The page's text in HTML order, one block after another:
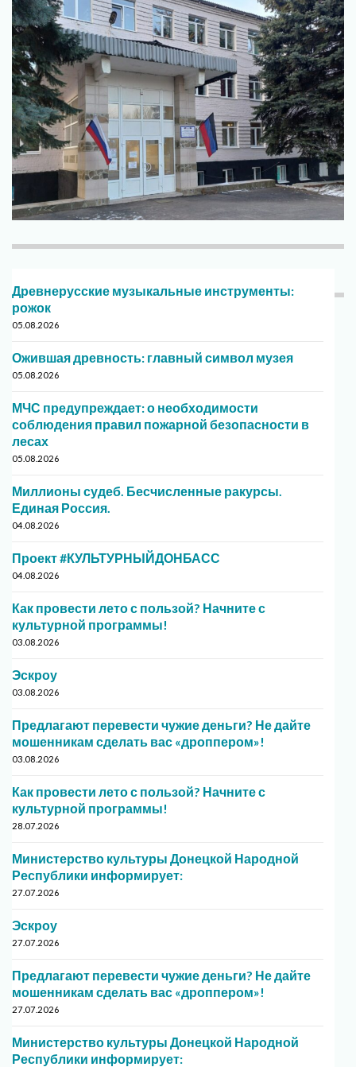
Древнерусские музыкальные инструменты:
рожок
05.08.2026
Ожившая древность: главный символ музея
05.08.2026
МЧС предупреждает: о необходимости
соблюдения правил пожарной безопасности в
лесах
05.08.2026
Миллионы судеб. Бесчисленные ракурсы.
Единая Россия.
04.08.2026
Проект #КУЛЬТУРНЫЙДОНБАСС
04.08.2026
Как провести лето с пользой? Начните с
культурной программы!
03.08.2026
Эскроу
03.08.2026
Предлагают перевести чужие деньги? Не дайте
мошенникам сделать вас «дроппером»!
03.08.2026
Как провести лето с пользой? Начните с
культурной программы!
28.07.2026
Министерство культуры Донецкой Народной
Республики информирует:
27.07.2026
Эскроу
27.07.2026
Предлагают перевести чужие деньги? Не дайте
мошенникам сделать вас «дроппером»!
27.07.2026
Министерство культуры Донецкой Народной
Республики информирует: